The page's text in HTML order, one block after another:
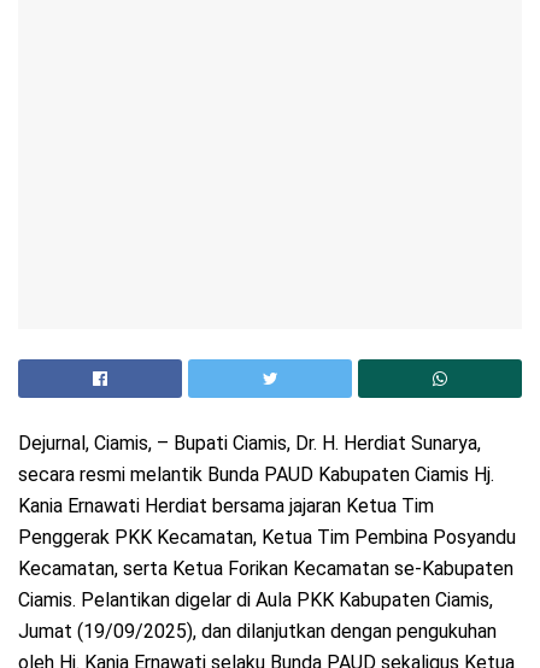
Dejurnal, Ciamis, – Bupati Ciamis, Dr. H. Herdiat Sunarya,
secara resmi melantik Bunda PAUD Kabupaten Ciamis Hj.
Kania Ernawati Herdiat bersama jajaran Ketua Tim
Penggerak PKK Kecamatan, Ketua Tim Pembina Posyandu
Kecamatan, serta Ketua Forikan Kecamatan se-Kabupaten
Ciamis. Pelantikan digelar di Aula PKK Kabupaten Ciamis,
Jumat (19/09/2025), dan dilanjutkan dengan pengukuhan
oleh Hj. Kania Ernawati selaku Bunda PAUD sekaligus Ketua